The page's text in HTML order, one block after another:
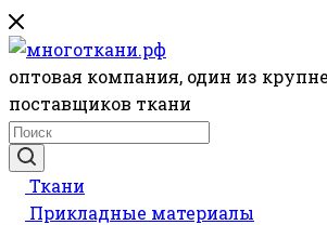
оптовая компания, один из
поставщиков ткани
Ткани
Прикладные материалы